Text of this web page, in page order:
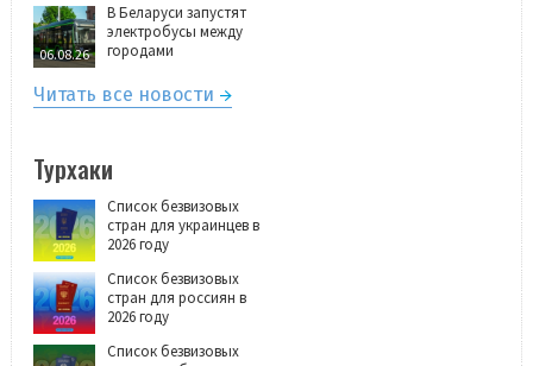
06.08.26
В Беларуси запустят
электробусы между
городами
Читать все новости
Турхаки
Список безвизовых
стран для украинцев в
2026 году
Список безвизовых
стран для россиян в
2026 году
Список безвизовых